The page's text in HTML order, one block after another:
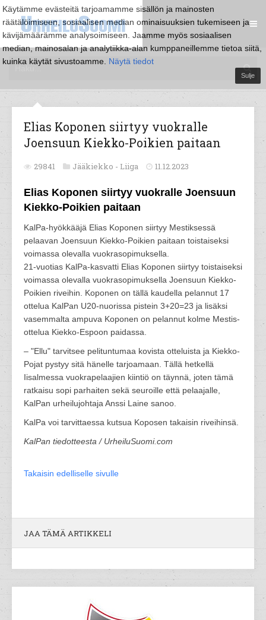
Käytämme evästeitä tarjoamamme sisällön ja mainosten
räätälöimiseen, sosiaalisen median ominaisuuksien tukemiseen ja
kävijämäärämme analysoimiseen. Jaamme myös sosiaalisen
median, mainosalan ja analytiikka-alan kumppaneillemme tietoa siitä,
kuinka käytät sivustoamme. Näytä tiedot
Sulje
Elias Koponen siirtyy vuokralle
Joensuun Kiekko-Poikien paitaan
29841 Jääkiekko - Liiga 11.12.2023
Elias Koponen siirtyy vuokralle Joensuun
Kiekko-Poikien paitaan
KalPa-hyökkääjä Elias Koponen siirtyy Mestiksessä
pelaavan Joensuun Kiekko-Poikien paitaan toistaiseksi
voimassa olevalla vuokrasopimuksella.
21-vuotias KalPa-kasvatti Elias Koponen siirtyy toistaiseksi
voimassa olevalla vuokrasopimuksella Joensuun Kiekko-
Poikien riveihin. Koponen on tällä kaudella pelannut 17
ottelua KalPan U20-nuorissa pistein 3+20=23 ja lisäksi
vasemmalta ampuva Koponen on pelannut kolme Mestis-
ottelua Kiekko-Espoon paidassa.
– "Ellu" tarvitsee pelituntumaa kovista otteluista ja Kiekko-
Pojat pystyy sitä hänelle tarjoamaan. Tällä hetkellä
Iisalmessa vuokrapelaajien kiintiö on täynnä, joten tämä
ratkaisu sopi parhaiten sekä seuroille että pelaajalle,
KalPan urheilujohtaja Anssi Laine sanoo.
KalPa voi tarvittaessa kutsua Koposen takaisin riveihinsä.
KalPan tiedotteesta / UrheiluSuomi.com
Takaisin edelliselle sivulle
JAA TÄMÄ ARTIKKELI